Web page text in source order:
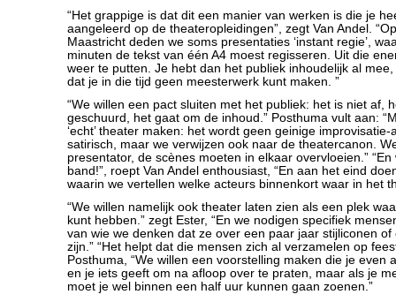
“Het grappige is dat dit een manier van werken is die je
aangeleerd op de theateropleidingen”, zegt Van Andel.
Maastricht deden we soms presentaties ‘instant regie’,
minuten de tekst van één A4 moest regisseren. Uit die
weer te putten. Je hebt dan het publiek inhoudelijk al
dat je in die tijd geen meesterwerk kunt maken. ”
“We willen een pact sluiten met het publiek: het is niet af,
geschuurd, het gaat om de inhoud.” Posthuma vult aan:
‘echt’ theater maken: het wordt geen geinige improvisatie-
satirisch, maar we verwijzen ook naar de theatercanon.
presentator, de scènes moeten in elkaar overvloeien.”
band!”, roept Van Andel enthousiast, “En aan het eind
waarin we vertellen welke acteurs binnenkort waar in het
“We willen namelijk ook theater laten zien als een plek
kunt hebben.” zegt Ester, “En we nodigen specifiek
van wie we denken dat ze over een paar jaar stijliconen of
zijn.” “Het helpt dat die mensen zich al verzamelen op
Posthuma, “We willen een voorstelling maken die je even
en je iets geeft om na afloop over te praten, maar als je
moet je wel binnen een half uur kunnen gaan zoenen.”